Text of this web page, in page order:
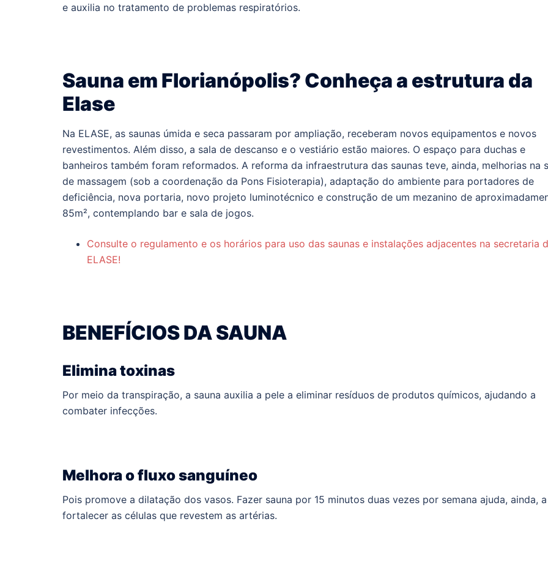
e auxilia no tratamento de problemas respiratórios.
Sauna em Florianópolis? Conheça a estrutura da
Elase
Na ELASE, as saunas úmida e seca passaram por ampliação, receberam novos equipamentos e novos
revestimentos. Além disso, a sala de descanso e o vestiário estão maiores. O espaço para duchas e
banheiros também foram reformados. A reforma da infraestrutura das saunas teve, ainda, melhorias na
de massagem (sob a coordenação da Pons Fisioterapia), adaptação do ambiente para portadores de
deficiência, nova portaria, novo projeto luminotécnico e construção de um mezanino de
85m², contemplando bar e sala de jogos.
Consulte o regulamento e os horários para uso das saunas e instalações adjacentes na secretaria
ELASE!
BENEFÍCIOS DA SAUNA
Elimina toxinas
Por meio da transpiração, a sauna auxilia a pele a eliminar resíduos de produtos químicos, ajudando a
combater infecções.
Melhora o fluxo sanguíneo
Pois promove a dilatação dos vasos. Fazer sauna por 15 minutos duas vezes por semana ajuda, ainda, a
fortalecer as células que revestem as artérias.